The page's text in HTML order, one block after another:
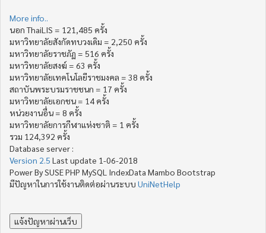
More info..
นอก ThaiLIS = 121,485 ครั้ง
มหาวิทยาลัยสังกัดทบวงเดิม = 2,250 ครั้ง
มหาวิทยาลัยราชภัฏ = 516 ครั้ง
มหาวิทยาลัยสงฆ์ = 63 ครั้ง
มหาวิทยาลัยเทคโนโลยีราชมงคล = 38 ครั้ง
สถาบันพระบรมราชชนก = 17 ครั้ง
มหาวิทยาลัยเอกชน = 14 ครั้ง
หน่วยงานอื่น = 8 ครั้ง
มหาวิทยาลัยการกีฬาแห่งชาติ = 1 ครั้ง
รวม 124,392 ครั้ง
Database server :
Version 2.5 Last update 1-06-2018
Power By SUSE PHP MySQL IndexData Mambo Bootstrap
มีปัญหาในการใช้งานติดต่อผ่านระบบ UniNetHelp